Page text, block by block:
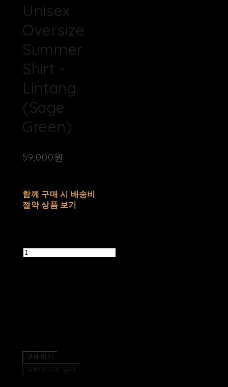
Unisex
Oversize
Summer
Shirt -
Lintang
(Sage
Green)
59,000원
함께 구매 시 배송비
절약 상품 보기
구매하기
장바구니에 담기